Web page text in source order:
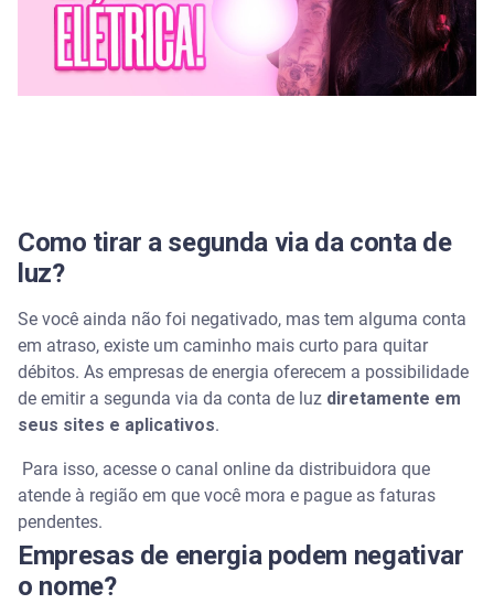
Quite dívida Cemig
Segunda via Cemig
Quite dívidas Equatorial
Como negociar diretamente com a Amazonas
Energia
Segunda via Amazonas Energia
Posso ter minha energia cortada por ter faturas
Negocie contas de luz atrasadas pelo Serasa Limpa
Nome
Perguntas frequentes sobre dívidas de conta de luz
Como tirar a segunda via da conta de
luz?
Se você ainda não foi negativado, mas tem alguma conta
em atraso, existe um caminho mais curto para quitar
débitos. As empresas de energia oferecem a possibilidade
de emitir a segunda via da conta de luz diretamente em
seus sites e aplicativos.
Para isso, acesse o canal online da distribuidora que
atende à região em que você mora e pague as faturas
pendentes.
Empresas de energia podem negativar
o nome?